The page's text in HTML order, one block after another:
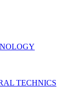
TECHNICS